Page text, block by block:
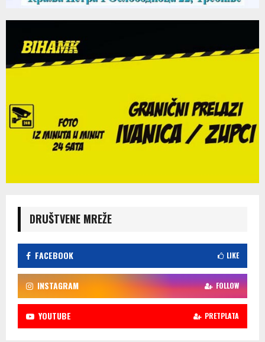
DRUŠTVENE MREŽE
FACEBOOK LIKE
INSTAGRAM FOLLOW
YOUTUBE PRETPLATA